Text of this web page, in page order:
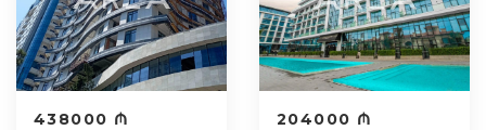
438000 ₼ 204000 ₼